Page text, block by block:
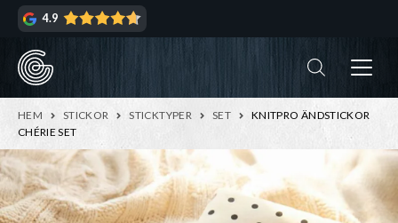
Hoppa
navigering
Hoppa
innehåll
4.9
HEM STICKOR STICKTYPER SET
KNITPRO ÄNDSTICKOR
CHÉRIE SET